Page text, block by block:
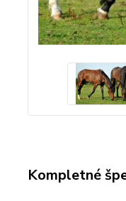
Kompletné